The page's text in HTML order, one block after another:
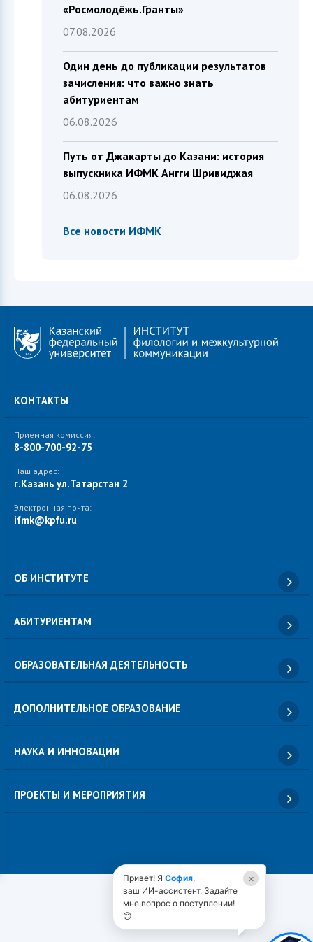
«Росмолодёжь.Гранты»
07.08.2026
Один день до публикации результатов
зачисления: что важно знать
абитуриентам
06.08.2026
Путь от Джакарты до Казани: история
выпускника ИФМК Ангги Шривиджая
06.08.2026
Все новости ИФМК
КОНТАКТЫ
Приемная комиссия:
8-800-700-92-75
Наш адрес:
г.Казань ул.Татарстан 2
Электронная почта:
ifmk@kpfu.ru
ОБ ИНСТИТУТЕ
АБИТУРИЕНТАМ
ОБРАЗОВАТЕЛЬНАЯ ДЕЯТЕЛЬНОСТЬ
ДОПОЛНИТЕЛЬНОЕ ОБРАЗОВАНИЕ
НАУКА И ИННОВАЦИИ
ПРОЕКТЫ И МЕРОПРИЯТИЯ
×
Привет! Я София,
ваш ИИ-ассистент. Задайте
мне вопрос о поступлении!
😊